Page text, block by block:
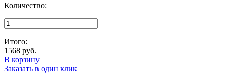
Количество:
Итого:
1568 руб.
В корзину
Заказать в один клик